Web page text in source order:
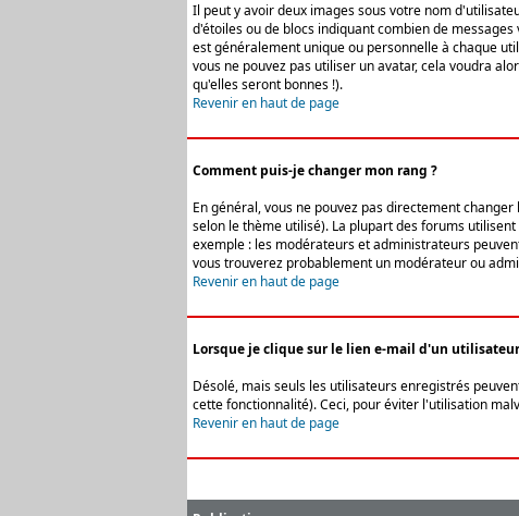
Il peut y avoir deux images sous votre nom
d'étoiles ou de blocs indiquant combien de
est généralement unique ou personnelle à chaque
vous ne pouvez pas utiliser un avatar, cela voudra
qu'elles seront bonnes !).
Revenir en haut de page
Comment puis-je changer mon rang ?
En général, vous ne pouvez pas directement
selon le thème utilisé). La plupart des forums
exemple : les modérateurs et administrateurs
vous trouverez probablement un modérateur ou
Revenir en haut de page
Lorsque je clique sur le lien e-mail d'un
Désolé, mais seuls les utilisateurs enregistrés
cette fonctionnalité). Ceci, pour éviter l'utilisation
Revenir en haut de page